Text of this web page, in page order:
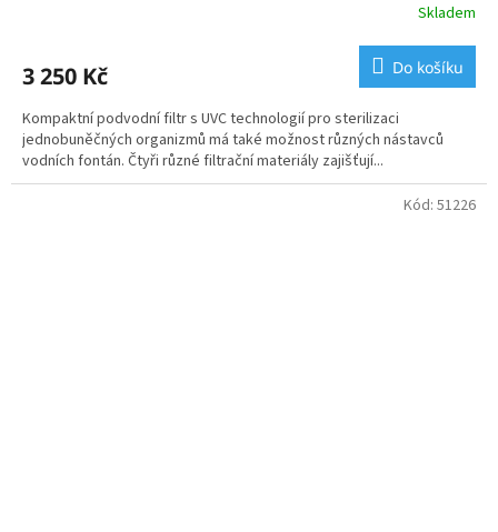
Skladem
3 250 Kč Do košíku
Kompaktní podvodní filtr s UVC technologií pro sterilizaci
jednobuněčných organizmů má také možnost různých nástavců
vodních fontán. Čtyři různé filtrační materiály zajišťují...
Kód: 51226